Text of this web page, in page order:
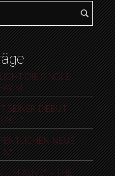
DIE SINGLE
SEINER DEBUT-
NEUE
ALIVE“ – THE